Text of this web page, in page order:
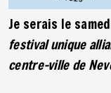
Je serais le
festival unique
centre-ville de